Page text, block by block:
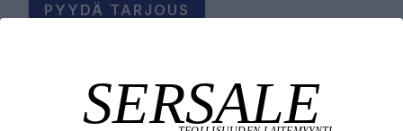
PYYDÄ TARJOUS
LISÄÄ OSTOSKORIIN